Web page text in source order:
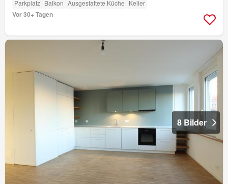
Parkplatz Balkon Ausgestattete Küche Keller
Vor 30+ Tagen
8 Bilder